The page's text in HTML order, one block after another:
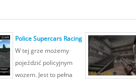
Police Supercars Racing
W tej grze możemy
pojeździć policyjnym
wozem. Jest to pełna